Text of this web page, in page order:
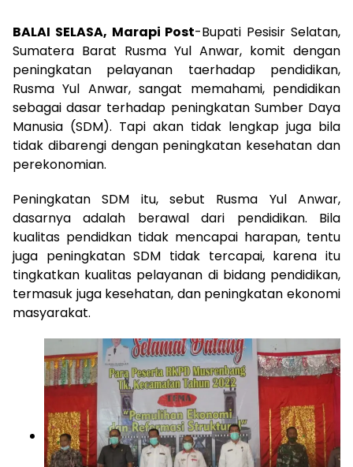
BALAI SELASA, Marapi Post-Bupati Pesisir Selatan,
Sumatera Barat Rusma Yul Anwar, komit dengan
peningkatan pelayanan taerhadap pendidikan,
Rusma Yul Anwar, sangat memahami, pendidikan
sebagai dasar terhadap peningkatan Sumber Daya
Manusia (SDM). Tapi akan tidak lengkap juga bila
tidak dibarengi dengan peningkatan kesehatan dan
perekonomian.
Peningkatan SDM itu, sebut Rusma Yul Anwar,
dasarnya adalah berawal dari pendidikan. Bila
kualitas pendidkan tidak mencapai harapan, tentu
juga peningkatan SDM tidak tercapai, karena itu
tingkatkan kualitas pelayanan di bidang pendidikan,
termasuk juga kesehatan, dan peningkatan ekonomi
masyarakat.